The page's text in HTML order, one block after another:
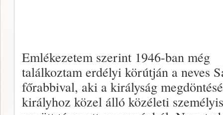
Emlékezetem szerint 1946-ban még
találkoztam erdélyi körútján a neves
főrabbival, aki a királyság
királyhoz közel álló közéleti